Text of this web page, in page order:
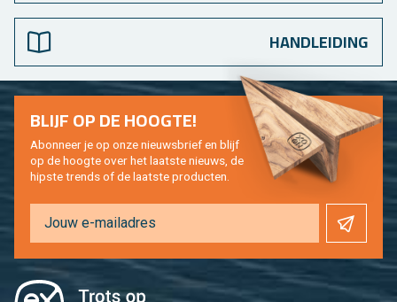
HANDLEIDING
BLIJF OP DE HOOG­TE!
Abon­neer je op onze nieuws­brief en blijf
op de hoog­te over het laat­ste nieuws, de
hip­s­te trends of de laat­ste pro­duc­ten.